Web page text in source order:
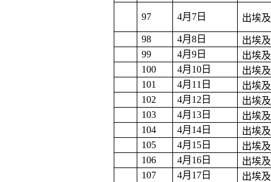
97 4月 7 日 出埃
98 4月8 日
出埃
99
4月9 日
出埃
100
4月 10 日
出埃
101
4月 11 日
出埃
102
4月 12 日
出埃
103
4月 13 日
出埃
104
4月 14 日
出埃
105
4月 15 日
出埃
106
4月 16 日
出埃
107
4月 17 日
出埃